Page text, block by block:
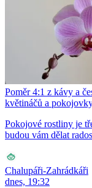
Poměr 4:1 z kávy a
květináčů a
Pokojové rostliny je
budou vám dělat
Chalupáři-Zahrádkáři
dnes, 19:32